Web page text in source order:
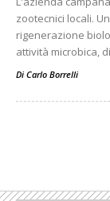
zootecnici locali.
rigenerazione
attività microbica,
Di Carlo Borrelli